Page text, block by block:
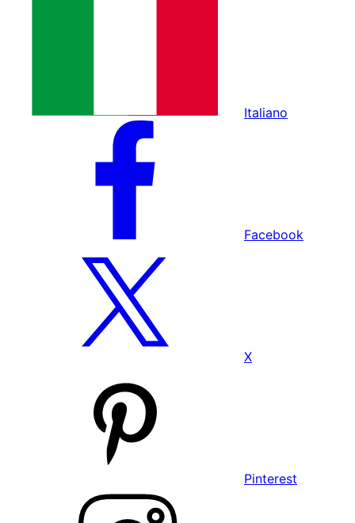
Italiano
Facebook
X
Pinterest